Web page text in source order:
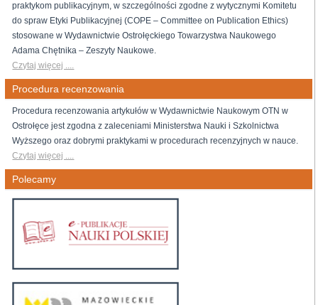
praktykom publikacyjnym, w szczególności zgodne z wytycznymi Komitetu
do spraw Etyki Publikacyjnej (COPE – Committee on Publication Ethics)
stosowane w Wydawnictwie Ostrołęckiego Towarzystwa Naukowego
Adama Chętnika – Zeszyty Naukowe.
Czytaj więcej ....
Procedura recenzowania
Procedura recenzowania artykułów w Wydawnictwie Naukowym OTN w
Ostrołęce jest zgodna z zaleceniami Ministerstwa Nauki i Szkolnictwa
Wyższego oraz dobrymi praktykami w procedurach recenzyjnych w nauce.
Czytaj więcej ....
Polecamy